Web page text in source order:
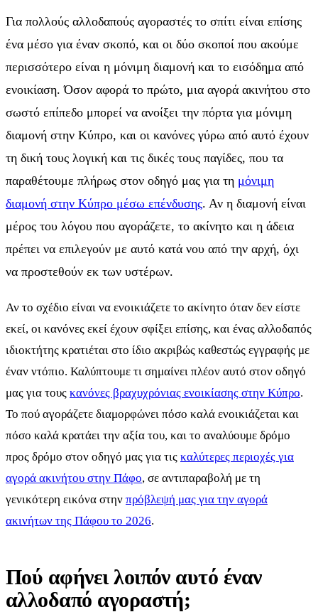
Για πολλούς αλλοδαπούς αγοραστές το σπίτι είναι επίσης
ένα μέσο για έναν σκοπό, και οι δύο σκοποί που ακούμε
περισσότερο είναι η μόνιμη διαμονή και το εισόδημα από
ενοικίαση. Όσον αφορά το πρώτο, μια αγορά ακινήτου στο
σωστό επίπεδο μπορεί να ανοίξει την πόρτα για μόνιμη
διαμονή στην Κύπρο, και οι κανόνες γύρω από αυτό έχουν
τη δική τους λογική και τις δικές τους παγίδες, που τα
παραθέτουμε πλήρως στον οδηγό μας για τη μόνιμη
διαμονή στην Κύπρο μέσω επένδυσης. Αν η διαμονή είναι
μέρος του λόγου που αγοράζετε, το ακίνητο και η άδεια
πρέπει να επιλεγούν με αυτό κατά νου από την αρχή, όχι
να προστεθούν εκ των υστέρων.
Αν το σχέδιο είναι να ενοικιάζετε το ακίνητο όταν δεν είστε
εκεί, οι κανόνες εκεί έχουν σφίξει επίσης, και ένας αλλοδαπός
ιδιοκτήτης κρατιέται στο ίδιο ακριβώς καθεστώς εγγραφής με
έναν ντόπιο. Καλύπτουμε τι σημαίνει πλέον αυτό στον οδηγό
μας για τους κανόνες βραχυχρόνιας ενοικίασης στην Κύπρο.
Το πού αγοράζετε διαμορφώνει πόσο καλά ενοικιάζεται και
πόσο καλά κρατάει την αξία του, και το αναλύουμε δρόμο
προς δρόμο στον οδηγό μας για τις καλύτερες περιοχές για
αγορά ακινήτου στην Πάφο, σε αντιπαραβολή με τη
γενικότερη εικόνα στην πρόβλεψή μας για την αγορά
ακινήτων της Πάφου το 2026.
Πού αφήνει λοιπόν αυτό έναν
αλλοδαπό αγοραστή;